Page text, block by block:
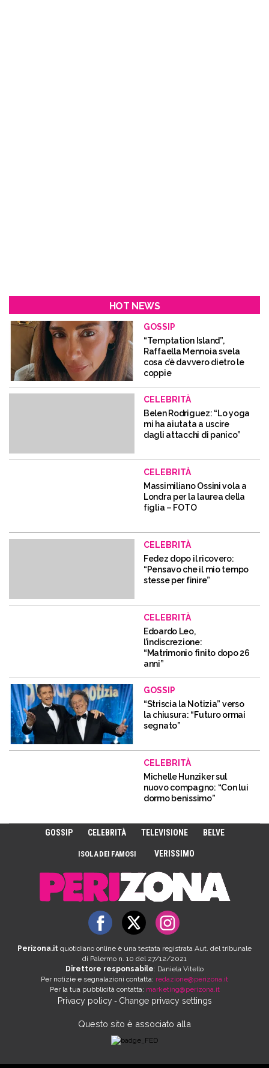
HOT NEWS
GOSSIP
“Temptation Island”,
Raffaella Mennoia svela
cosa c’è davvero dietro le
coppie
CELEBRITÀ
Belen Rodriguez: “Lo yoga
mi ha aiutata a uscire
dagli attacchi di panico”
CELEBRITÀ
Massimiliano Ossini vola a
Londra per la laurea della
figlia – FOTO
CELEBRITÀ
Fedez dopo il ricovero:
“Pensavo che il mio tempo
stesse per finire”
CELEBRITÀ
Edoardo Leo,
l’indiscrezione:
“Matrimonio finito dopo 26
anni”
GOSSIP
“Striscia la Notizia” verso
la chiusura: “Futuro ormai
segnato”
CELEBRITÀ
Michelle Hunziker sul
nuovo compagno: “Con lui
dormo benissimo”
GOSSIP CELEBRITÀ TELEVISIONE BELVE
ISOLA DEI FAMOSI VERISSIMO
Perizona.it quotidiano online è una testata registrata Aut. del tribunale
di Palermo n. 10 del 27/12/2021
Direttore responsabile: Daniela Vitello
Per notizie e segnalazioni contatta: redazione@perizona.it
Per la tua pubblicità contatta: marketing@perizona.it
Privacy policy- Change privacy settings
Questo sito è associato alla